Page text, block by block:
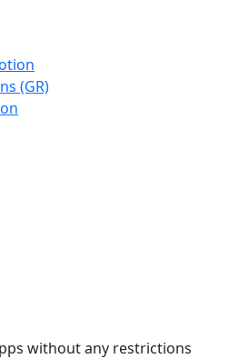
(GR)
without any restrictions